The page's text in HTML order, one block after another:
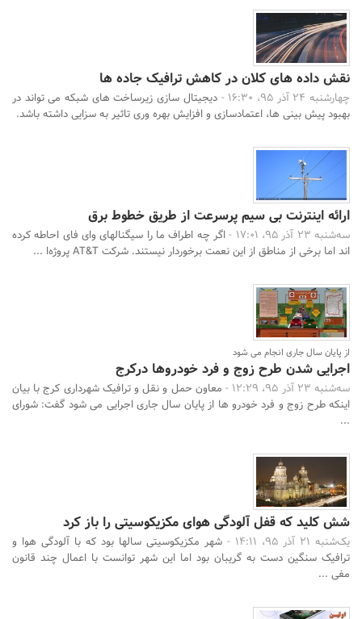
نقش داده های کلان در کاهش ترافیک جاده ها
چهارشنبه 24 آذر 95، 16:30 -
دیجیتال سازی زیرساخت های شبکه می تواند در
بهبود پیش بینی ها، اعتمادسازی و افزایش بهره وری تاثیر به سزایی داشته باشد.
ارائه اینترنت بی سیم پرسرعت از طریق خطوط برق
سه‌شنبه 23 آذر 95، 17:01 -
اگر چه اطراف ما را سیگنالهای وای فای احاطه کرده
اند اما برخی از مناطق از این نعمت برخوردار نیستند. شرکت AT&T پروژه‌ا ...
از پایان سال جاری انجام می شود
اجرایی شدن طرح زوج و فرد خودروها درکرج
سه‌شنبه 23 آذر 95، 12:29 -
معاون حمل و نقل و ترافیک شهرداری کرج با بیان
اینکه طرح زوج و فرد خودرو ها از پایان سال جاری اجرایی می شود گفت: شورای
...
شش کلید که قفل آلودگی هوای مکزیکوسیتی را باز کرد
یک‌شنبه 21 آذر 95، 14:11 -
شهر مکزیکوسیتی سالها بود که با آلودگی هوا و
ترافیک سنگین دست به گریبان بود اما این شهر توانست با اعمال چند قانون
مفی ...